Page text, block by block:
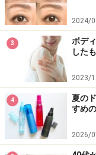
毛穴落ちゼ
ープルーフ
海にプールに太鼓判
2024/
3
ボデ
した
2023/
4
夏の
すめ
2026/